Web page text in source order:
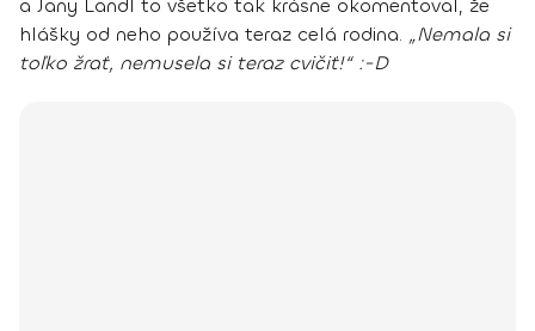
hlášky od neho používa teraz celá rodina. „Nemala si
toľko žrať, nemusela si teraz cvičiť!“ :-D